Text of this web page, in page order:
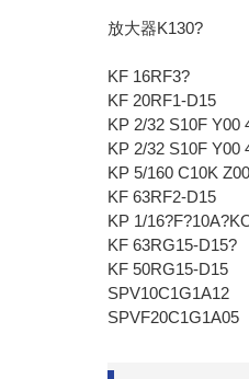
放大器K130?
KF 16RF3?
KF 20RF1-D15
KP 2/32 S10F Y00
KP 2/32 S10F Y00
KP 5/160 C10K
KF 63RF2-D15
KP 1/
KF 63RG15-D15?
KF 50RG15-D15
SPV10C1G1A12